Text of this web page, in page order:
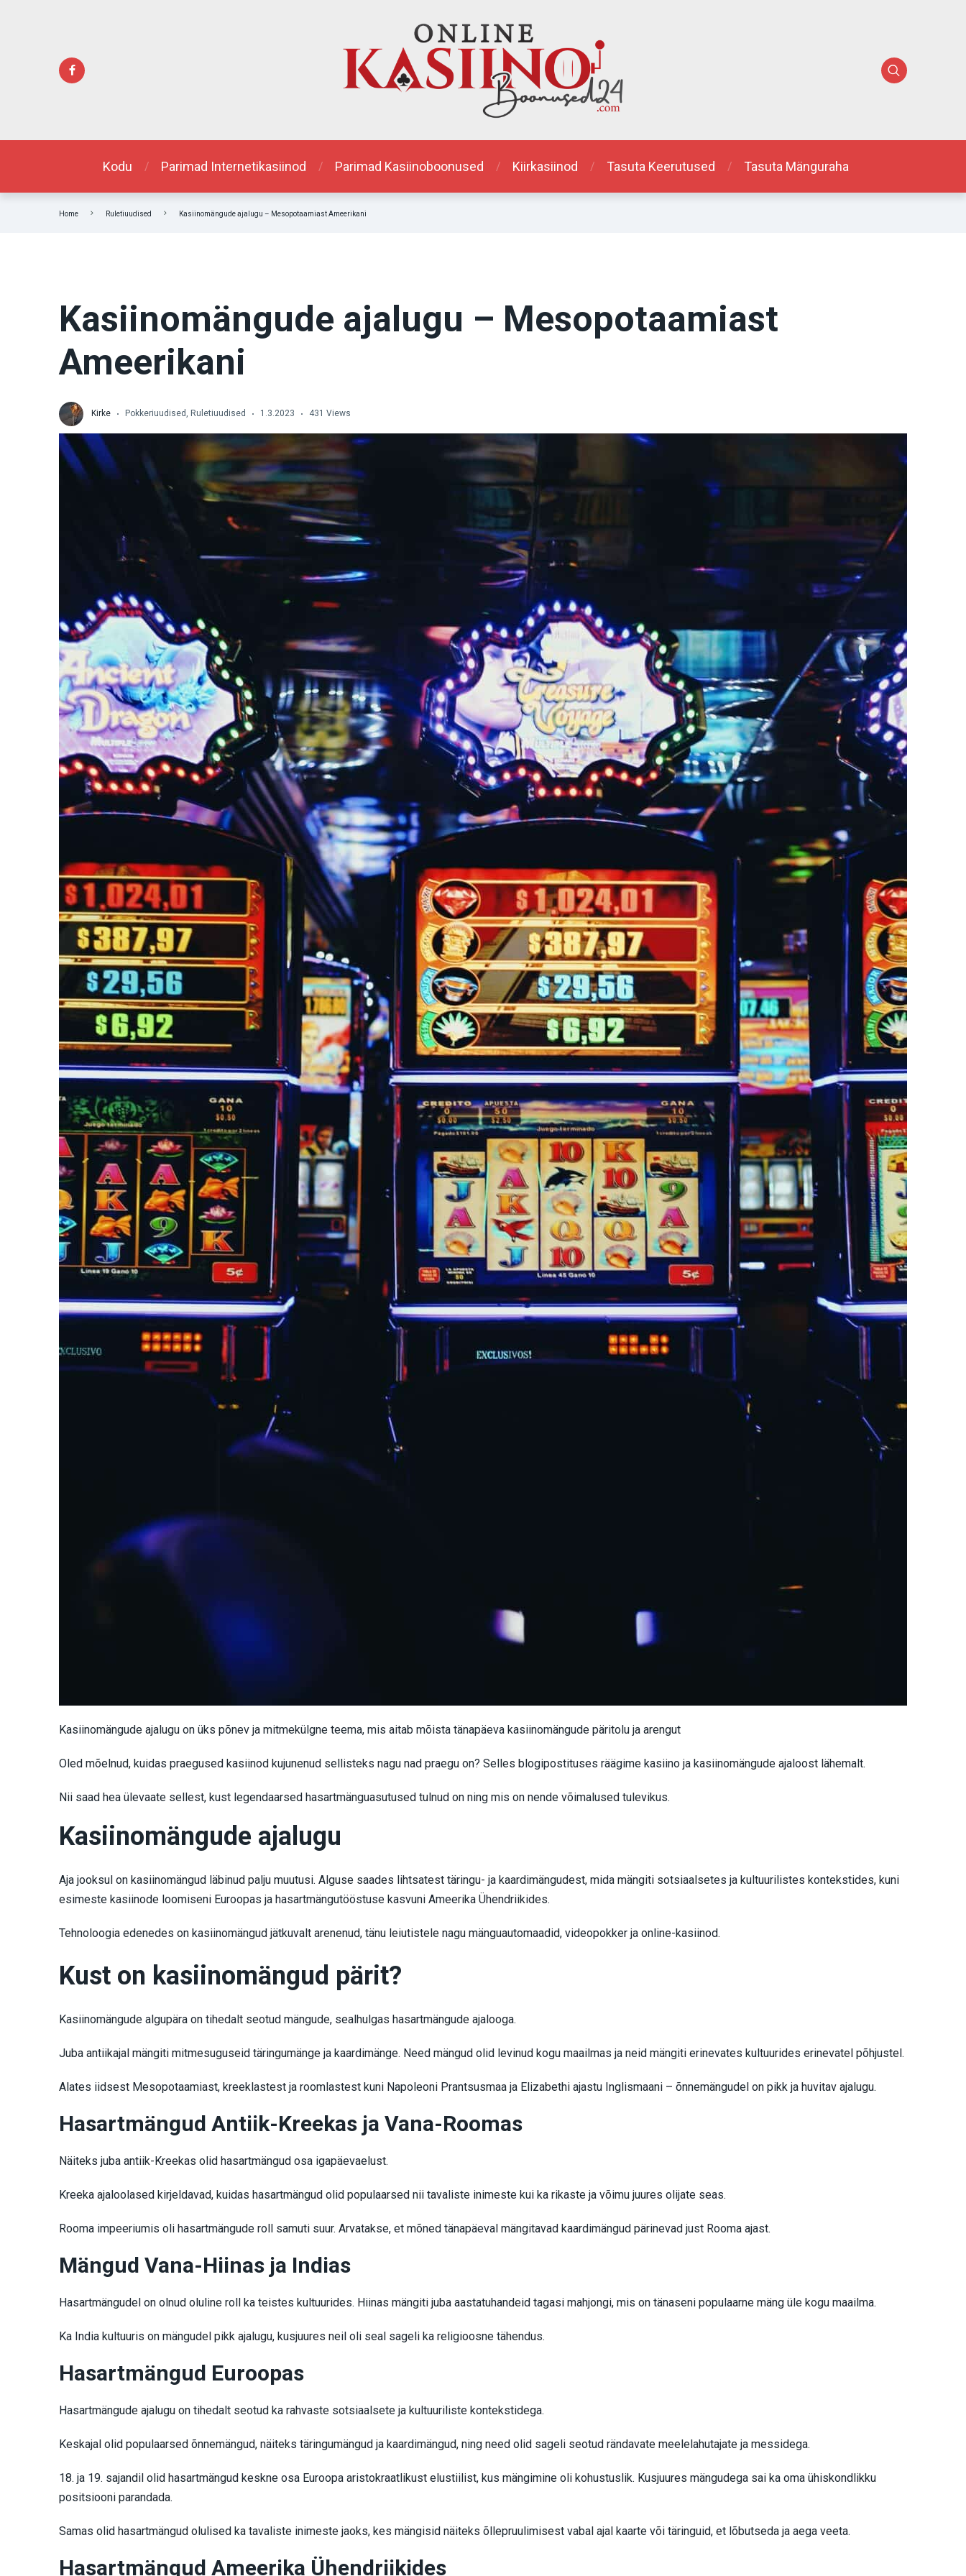
Kodu Parimad Internetikasiinod Parimad Kasiinoboonused Kiirkasiinod Tasuta Keerutused Tasuta Mänguraha
Home Ruletiuudised Kasiinomängude ajalugu – Mesopotaamiast Ameerikani
Kasiinomängude ajalugu – Mesopotaamiast
Ameerikani
Kirke Pokkeriuudised , Ruletiuudised 1.3.2023 431 Views
Kasiinomängude ajalugu on üks põnev ja mitmekülgne teema, mis aitab mõista tänapäeva kasiinomängude päritolu ja arengut
Oled mõelnud, kuidas praegused kasiinod kujunenud sellisteks nagu nad praegu on? Selles blogipostituses räägime kasiino ja kasiinomängude ajaloost lähemalt.
Nii saad hea ülevaate sellest, kust legendaarsed hasartmänguasutused tulnud on ning mis on nende võimalused tulevikus.
Kasiinomängude ajalugu
Aja jooksul on kasiinomängud läbinud palju muutusi. Alguse saades lihtsatest täringu- ja kaardimängudest, mida mängiti sotsiaalsetes ja kultuurilistes kontekstides, kuni
esimeste kasiinode loomiseni Euroopas ja hasartmängutööstuse kasvuni Ameerika Ühendriikides.
Tehnoloogia edenedes on kasiinomängud jätkuvalt arenenud, tänu leiutistele nagu mänguautomaadid, videopokker ja online-kasiinod.
Kust on kasiinomängud pärit?
Kasiinomängude algupära on tihedalt seotud mängude, sealhulgas hasartmängude ajalooga.
Juba antiikajal mängiti mitmesuguseid täringumänge ja kaardimänge. Need mängud olid levinud kogu maailmas ja neid mängiti erinevates kultuurides erinevatel põhjustel.
Alates iidsest Mesopotaamiast, kreeklastest ja roomlastest kuni Napoleoni Prantsusmaa ja Elizabethi ajastu Inglismaani – õnnemängudel on pikk ja huvitav ajalugu.
Hasartmängud Antiik-Kreekas ja Vana-Roomas
Näiteks juba antiik-Kreekas olid hasartmängud osa igapäevaelust.
Kreeka ajaloolased kirjeldavad, kuidas hasartmängud olid populaarsed nii tavaliste inimeste kui ka rikaste ja võimu juures olijate seas.
Rooma impeeriumis oli hasartmängude roll samuti suur. Arvatakse, et mõned tänapäeval mängitavad kaardimängud pärinevad just Rooma ajast.
Mängud Vana-Hiinas ja Indias
Hasartmängudel on olnud oluline roll ka teistes kultuurides. Hiinas mängiti juba aastatuhandeid tagasi mahjongi, mis on tänaseni populaarne mäng üle kogu maailma.
Ka India kultuuris on mängudel pikk ajalugu, kusjuures neil oli seal sageli ka religioosne tähendus.
Hasartmängud Euroopas
Hasartmängude ajalugu on tihedalt seotud ka rahvaste sotsiaalsete ja kultuuriliste kontekstidega.
Keskajal olid populaarsed õnnemängud, näiteks täringumängud ja kaardimängud, ning need olid sageli seotud rändavate meelelahutajate ja messidega.
18. ja 19. sajandil olid hasartmängud keskne osa Euroopa aristokraatlikust elustiilist, kus mängimine oli kohustuslik. Kusjuures mängudega sai ka oma ühiskondlikku
positsiooni parandada.
Samas olid hasartmängud olulised ka tavaliste inimeste jaoks, kes mängisid näiteks õllepruulimisest vabal ajal kaarte või täringuid, et lõbutseda ja aega veeta.
Hasartmängud Ameerika Ühendriikides